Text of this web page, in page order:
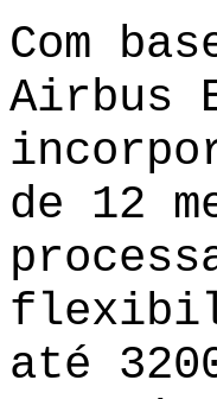
Com
Airbus
de 12
até